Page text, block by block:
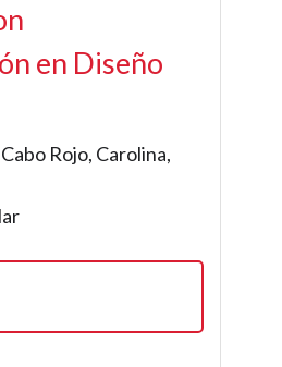
en Diseño
Cabo Rojo, Carolina,